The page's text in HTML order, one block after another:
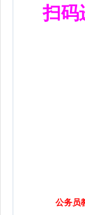
扫码
公务员